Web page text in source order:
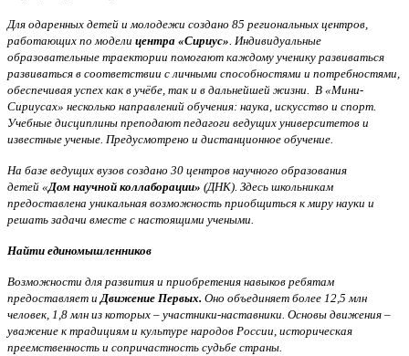
Для одаренных детей и молодежи создано 85 региональных центров,
работающих по модели центра «Сириус». Индивидуальные
образовательные траектории помогают каждому ученику развиваться
развиваться в соответствии с личными способностями и потребностями,
обеспечивая успех как в учёбе, так и в дальнейшей жизни. В «Мини-
Сириусах» несколько направлений обучения: наука, искусство и спорт.
Учебные дисциплины преподают педагоги ведущих университетов и
известные ученые. Предусмотрено и дистанционное обучение.
На базе ведущих вузов создано 30 центров научного образования
детей «Дом научной коллаборации» (ДНК). Здесь школьникам
предоставлена уникальная возможность приобщиться к миру науки и
решать задачи вместе с настоящими учеными.
Найти единомышленников
Возможности для развития и приобретения навыков ребятам
предоставляет и Движение Первых. Оно объединяет более 12,5 млн
человек, 1,8 млн из которых – участники-наставники. Основы движения –
уважение к традициям и культуре народов России, историческая
преемственность и сопричастность судьбе страны.